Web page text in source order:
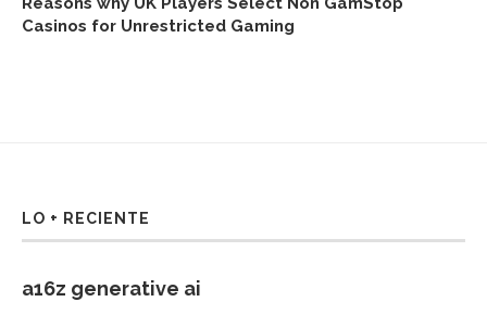
Casinos for Unrestricted Gaming
LO + RECIENTE
a16z generative ai